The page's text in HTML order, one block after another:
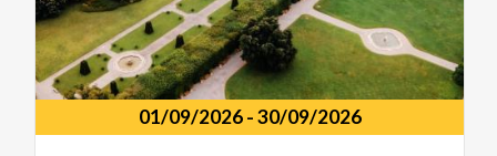
01/09/2026-30/09/2026